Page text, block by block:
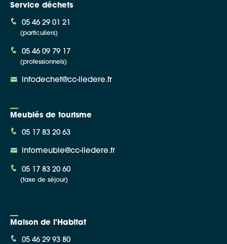
Service déchets
05 46 29 01 21
(particuliers)
05 46 09 79 17
(professionnels)
infodechet@cc-iledere.fr
Meublés de tourisme
05 17 83 20 63
infomeuble@cc-iledere.fr
05 17 83 20 60
(taxe de séjour)
Maison de l'Habitat
05 46 29 93 80